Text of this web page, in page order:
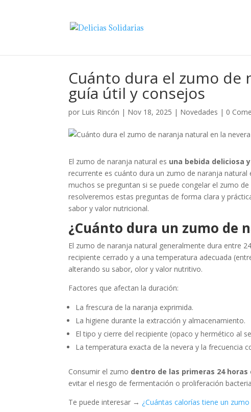
Cuánto dura el zumo de
guía útil y consejos
por Luis Rincón | Nov 18, 2025 | Novedades | 0
El zumo de naranja natural es una bebida deliciosa
recurrente es cuánto dura un zumo de naranja
muchos se preguntan si se puede congelar el zumo
resolveremos estas preguntas de forma clara y
sabor y valor nutricional.
¿Cuánto dura un zumo de
El zumo de naranja natural generalmente dura entre
recipiente cerrado y a una temperatura adecuada
alterando su sabor, olor y valor nutritivo.
Factores que afectan la duración:
La frescura de la naranja exprimida.
La higiene durante la extracción y almacenamiento.
El tipo y cierre del recipiente (opaco y hermético al
La temperatura exacta de la nevera y la frecuencia
Consumir el zumo dentro de las primeras 24
evitar el riesgo de fermentación o proliferación
Te puede interesar → ¿Cuántas calorías tiene un